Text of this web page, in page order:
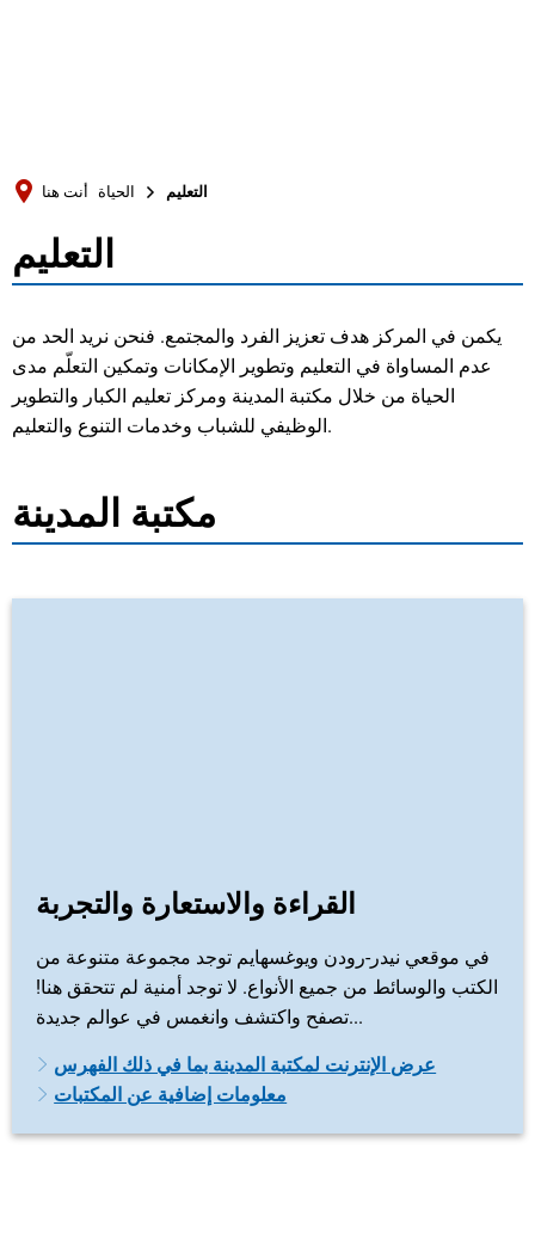
Deutsch MENÜ
أنت هنا الحياة التعليم
التعليم
التعليم
يكمن في المركز هدف تعزيز الفرد والمجتمع. فنحن نريد الحد من
عدم المساواة في التعليم وتطوير الإمكانات وتمكين التعلّم مدى
الحياة من خلال مكتبة المدينة ومركز تعليم الكبار والتطوير
الوظيفي للشباب وخدمات التنوع والتعليم.
مكتبة المدينة
القراءة والاستعارة والتجربة
في موقعي نيدر-رودن ويوغسهايم توجد مجموعة متنوعة من
الكتب والوسائط من جميع الأنواع. لا توجد أمنية لم تتحقق هنا!
تصفح واكتشف وانغمس في عوالم جديدة...
عرض الإنترنت لمكتبة المدينة بما في ذلك الفهرس
معلومات إضافية عن المكتبات